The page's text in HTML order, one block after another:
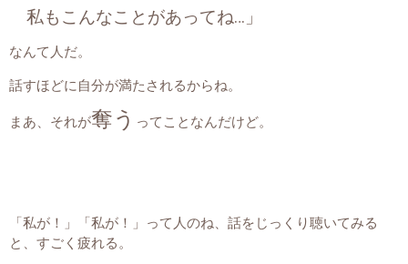
私もこんなことがあってね…」
なんて人だ。
話すほどに自分が満たされるからね。
まあ、それが奪う ってことなんだけど。
「私が！」「私が！」って人のね、話をじっくり聴いてみる
と、すごく疲れる。